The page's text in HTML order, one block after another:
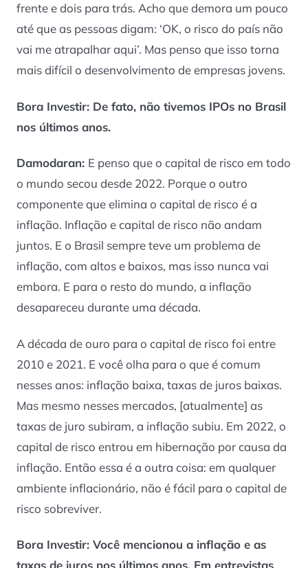
frente e dois para trás. Acho que demora um pouco
até que as pessoas digam: ‘OK, o risco do país não
vai me atrapalhar aqui’. Mas penso que isso torna
mais difícil o desenvolvimento de empresas jovens.
Bora Investir: De fato, não tivemos IPOs no Brasil
nos últimos anos.
Damodaran: E penso que o capital de risco em todo
o mundo secou desde 2022. Porque o outro
componente que elimina o capital de risco é a
inflação. Inflação e capital de risco não andam
juntos. E o Brasil sempre teve um problema de
inflação, com altos e baixos, mas isso nunca vai
embora. E para o resto do mundo, a inflação
desapareceu durante uma década.
A década de ouro para o capital de risco foi entre
2010 e 2021. E você olha para o que é comum
nesses anos: inflação baixa, taxas de juros baixas.
Mas mesmo nesses mercados, [atualmente] as
taxas de juro subiram, a inflação subiu. Em 2022, o
capital de risco entrou em hibernação por causa da
inflação. Então essa é a outra coisa: em qualquer
ambiente inflacionário, não é fácil para o capital de
risco sobreviver.
Bora Investir: Você mencionou a inflação e as